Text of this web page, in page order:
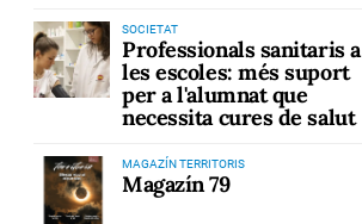
SOCIETAT
Professionals sanitaris a
les escoles: més suport
per a l'alumnat que
necessita cures de salut
MAGAZÍN TERRITORIS
Magazín 79